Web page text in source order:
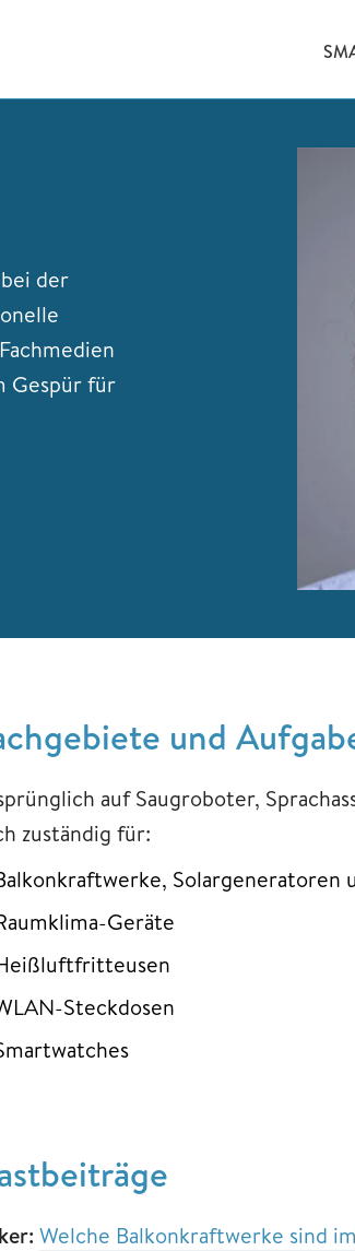
der
Gespür für
und
auf Saugroboter,
zuständig für:
Solargeneratoren
Geräte
Steckdosen
Welche Balkonkraftwerke sind